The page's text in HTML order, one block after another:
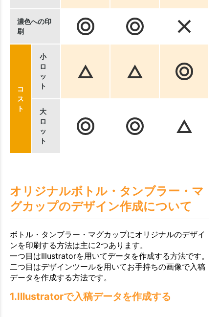
濃色への印
刷
コ
ス
ト
小
ロ
ッ
ト
大
ロ
ッ
ト
オリジナルボトル・タンブラー・マ
グカップのデザイン作成について
ボトル・タンブラー・マグカップにオリジナルのデザイ
ンを印刷する方法は主に2つあります。
一つ目はIllustratorを用いてデータを作成する方法です。
二つ目はデザインツールを用いてお手持ちの画像で入稿
データを作成する方法です。
1.Illustratorで入稿データを作成する